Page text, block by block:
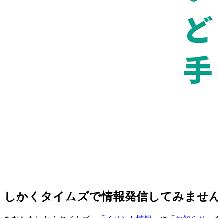
しかくタイムズで情報発信してみませ